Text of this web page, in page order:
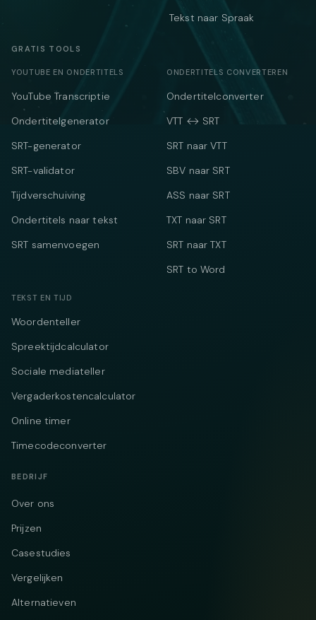
Tekst naar Spraak
GRATIS TOOLS
YOUTUBE EN ONDERTITELS
YouTube Transcriptie
Ondertitelgenerator
SRT-generator
SRT-validator
Tijdverschuiving
Ondertitels naar tekst
SRT samenvoegen
ONDERTITELS CONVERTEREN
Ondertitelconverter
VTT ↔ SRT
SRT naar VTT
SBV naar SRT
ASS naar SRT
TXT naar SRT
SRT naar TXT
SRT to Word
TEKST EN TIJD
Woordenteller
Spreektijdcalculator
Sociale mediateller
Vergaderkostencalculator
Online timer
Timecodeconverter
BEDRIJF
Over ons
Prijzen
Casestudies
Vergelijken
Alternatieven